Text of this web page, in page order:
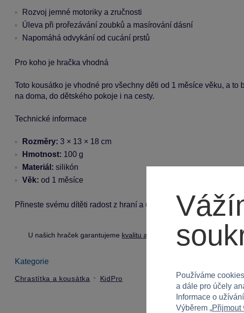
Rozvoj jemné motoriky a zručnosti
Úleva při prořezávání zoubků a masírování dásní
Napomáhá odvykání od cucání prstů
Pro koho je hračka vhodná
Toto kousátko je vhodné pro všechny děti od 1 měsíce věku, a
na doma, do dětského pokoje i na cesty.
Technické informace
Rozměry: 3 × 13 × 18 cm
Hmotnost: 100 g
Materiál: silikón
Věk: od 1 měsíce
Přineste svému dítěti radost z hraní a úlevu při prořezávání
U našich hraček garantujeme kvalitu a bezpečnost.
Kategorie
Chrastítka a kousátka KidPro
Používáme
a dále pro účely
Informace o
Výběrem „Přijmout